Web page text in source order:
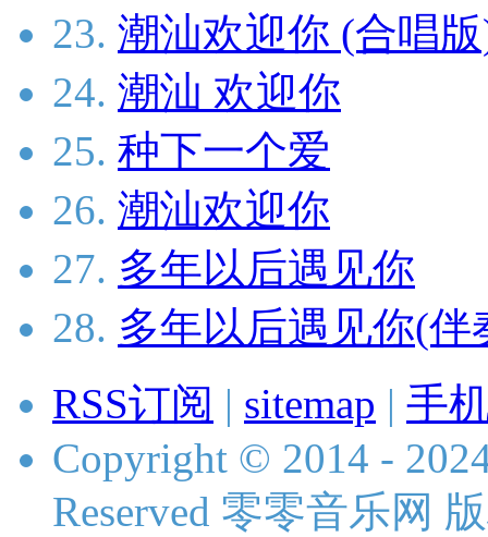
23. 潮汕欢迎你 (合唱
24. 潮汕 欢迎你
25. 种下一个爱
26. 潮汕欢迎你
27. 多年以后遇见你
28. 多年以后遇见你(伴
RSS订阅 | sitemap | 手
Copyright © 2014 -
Reserved 零零音乐网